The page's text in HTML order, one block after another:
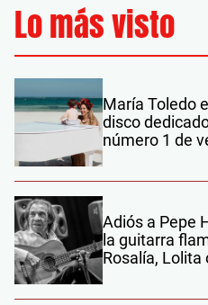
Lo más visto
María Toledo
disco
número 1 de
Adiós a Pepe
la guitarra
Rosalía, Lolita